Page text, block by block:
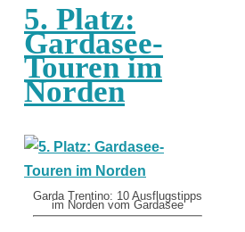
5. Platz:
Gardasee-
Touren im
Norden
Garda Trentino: 10 Ausflugstipps
im Norden vom Gardasee